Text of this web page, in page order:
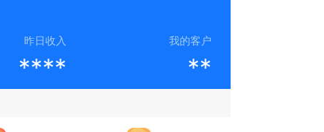
昨日收入 我的客户
**** **